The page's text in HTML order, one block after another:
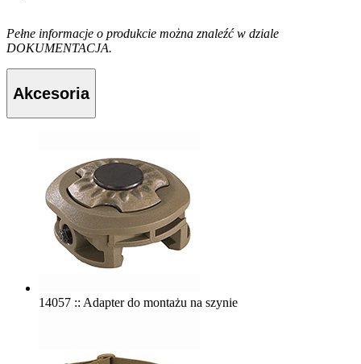
Pełne informacje o produkcie można znaleźć w dziale
DOKUMENTACJA.
Akcesoria
14057 :: Adapter do montażu na szynie